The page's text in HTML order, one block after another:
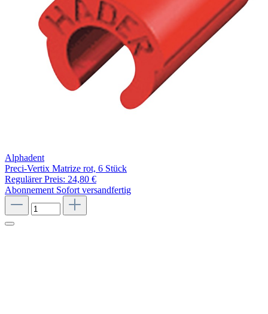
Alphadent
Preci-Vertix Matrize rot, 6 Stück
Regulärer Preis: 24,80 €
Abonnement Sofort versandfertig